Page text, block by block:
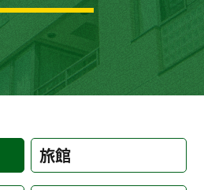
旅館